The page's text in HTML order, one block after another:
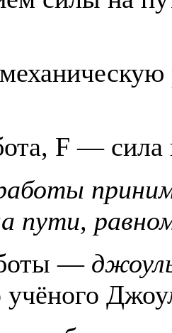
F —
пути,
—
учёного